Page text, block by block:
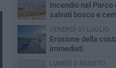
Incendio nel Parco
salvati bosco e
VENERDÌ 31 LUGLIO
Erosione della
immediati
LUNEDÌ 3 AGOSTO